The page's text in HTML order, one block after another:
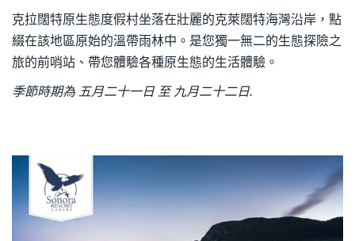
克拉闊特原生態度假村坐落在壯麗的克萊闊特海灣沿岸，點
綴在該地區原始的溫帶雨林中。是您獨一無二的生態探險之
旅的前哨站、帶您體驗各種原生態的生活體驗。
季節時期為 五月二十一日 至 九月二十二日.